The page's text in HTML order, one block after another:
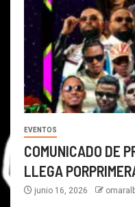
EVENTOS
COMUNICADO DE
LLEGA
junio 16, 2026